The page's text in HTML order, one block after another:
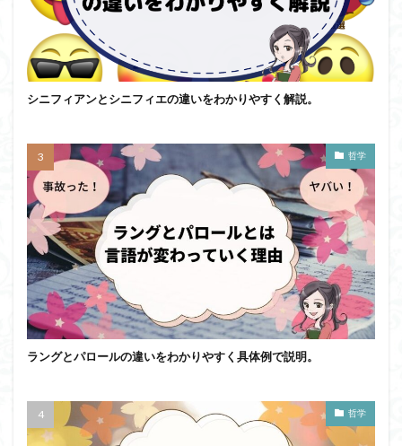
シニフィアンとシニフィエの違いをわかりやすく解説。
哲学
ラングとパロールの違いをわかりやすく具体例で説明。
哲学